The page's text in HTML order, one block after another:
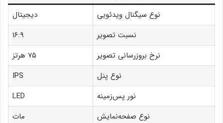
نوع سیگنال ویدئویی
دیجیتال
نسبت تصویر
۱۶:۹
نرخ بروزرسانی تصویر
۷۵ هرتز
نوع پنل
IPS
نور پس‌زمینه
LED
نوع صفحه‌نمایش
مات